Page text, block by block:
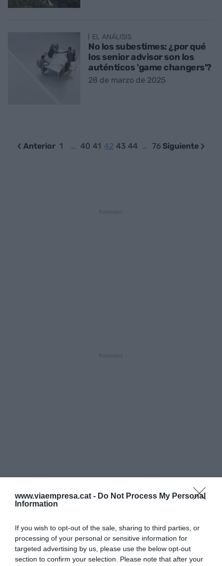
www.viaempresa.cat - Do Not Process My Personal
Information
If you wish to opt-out of the sale, sharing to third parties, or
processing of your personal or sensitive information for
targeted advertising by us, please use the below opt-out
section to confirm your selection. Please note that after your
EL ANÁLISIS
No los subestimes: ¿por qué
los senior advisor son los
auténticos 'game changers'?
28 de marzo de 2025
Anterior 1 … 40 41 42 43 44 … 76 Siguiente